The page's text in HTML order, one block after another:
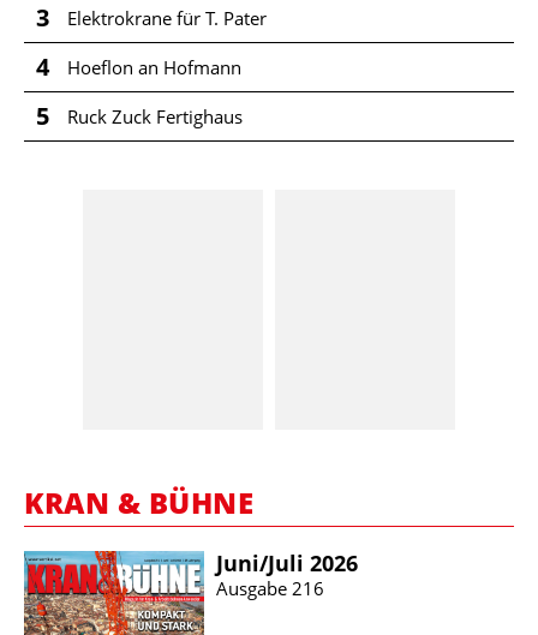
3 Elektrokrane für T. Pater
4 Hoeflon an Hofmann
5 Ruck Zuck Fertighaus
KRAN & BÜHNE
Juni/​Juli 2026
Ausgabe 216